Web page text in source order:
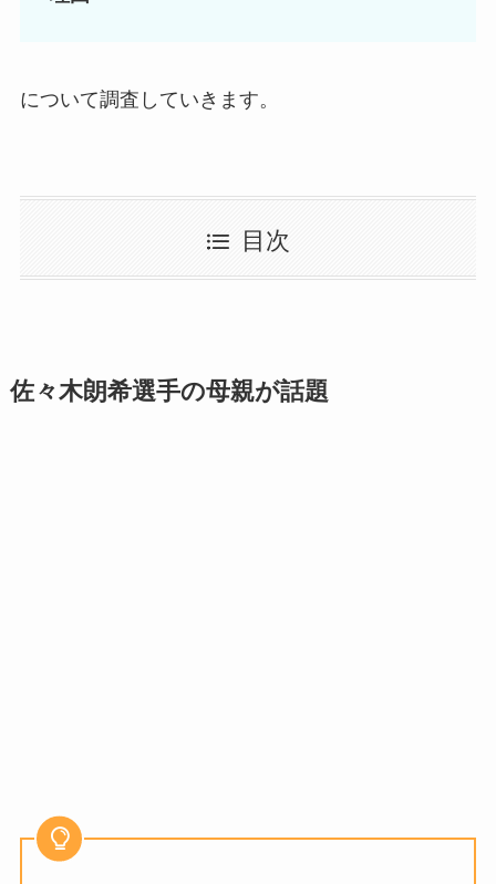
について調査していきます。
目次
佐々木朗希選手の母親が話題